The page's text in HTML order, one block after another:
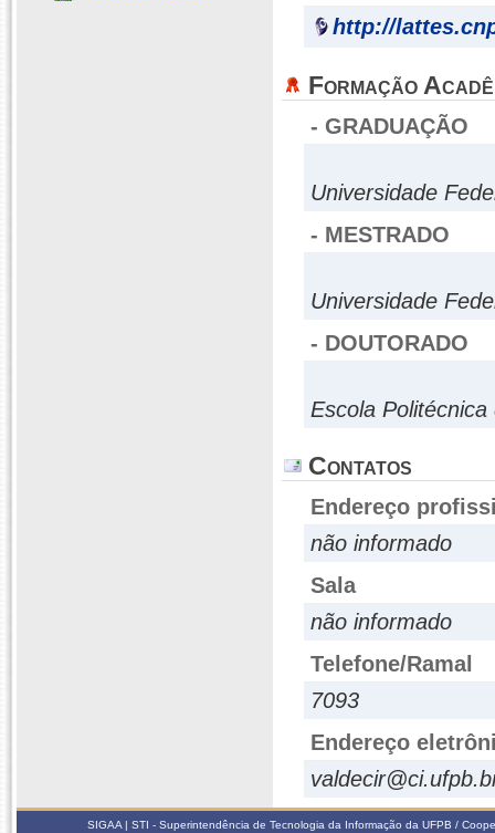
http://
Formação
- GRADUAÇÃO
Universidade
- MESTRADO
Universidade
- DOUTORADO
Escola
Contatos
Endereço
não informado
Sala
não informado
Telefone/Ramal
7093
Endereço
SIGAA | STI - Superintendência de Tecnologia da Informação da UFPB /